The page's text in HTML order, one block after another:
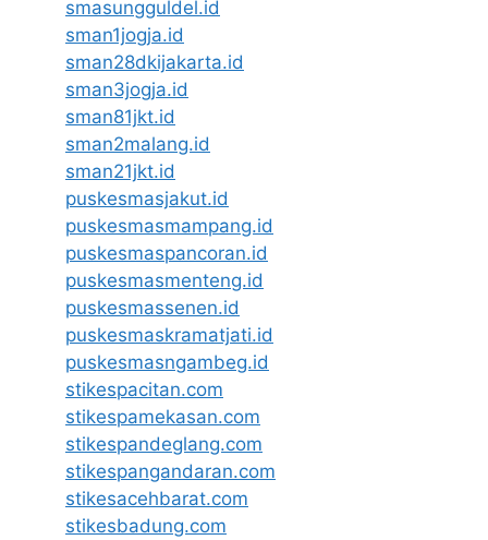
smasungguldel.id
sman1jogja.id
sman28dkijakarta.id
sman3jogja.id
sman81jkt.id
sman2malang.id
sman21jkt.id
puskesmasjakut.id
puskesmasmampang.id
puskesmaspancoran.id
puskesmasmenteng.id
puskesmassenen.id
puskesmaskramatjati.id
puskesmasngambeg.id
stikespacitan.com
stikespamekasan.com
stikespandeglang.com
stikespangandaran.com
stikesacehbarat.com
stikesbadung.com